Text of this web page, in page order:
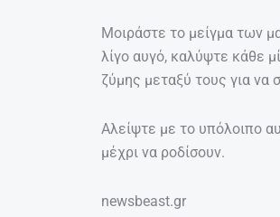
Μοιράστε το μείγμα των
λίγο αυγό, καλύψτε κάθε
ζύμης μεταξύ τους για να
Αλείψτε με το υπόλοιπο
μέχρι να ροδίσουν.
newsbeast.gr